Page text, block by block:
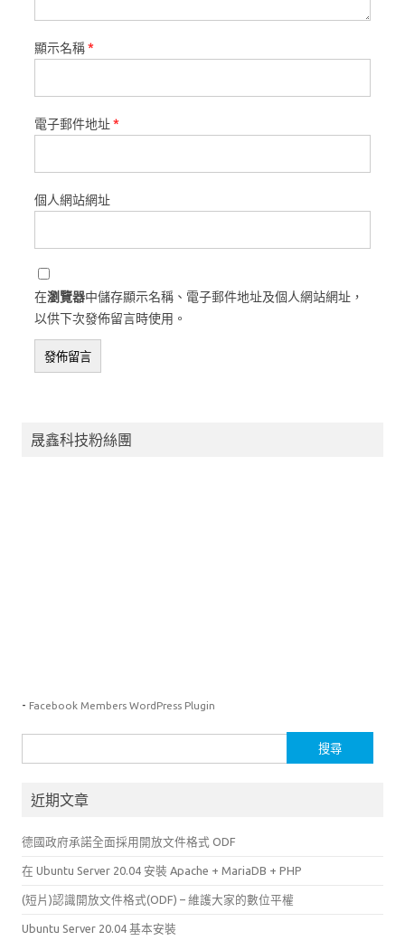
顯示名稱*
電子郵件地址*
個人網站網址
在瀏覽器中儲存顯示名稱、電子郵件地址及個人網站網址，
以供下次發佈留言時使用。
晟鑫科技粉絲團
- Facebook Members WordPress Plugin
尋
鍵近期文章
德國政府承諾全面採用開放文件格式 ODF
在 Ubuntu Server 20.04 安裝 Apache + MariaDB + PHP
(短片)認識開放文件格式(ODF) – 維護大家的數位平權
Ubuntu Server 20.04 基本安裝